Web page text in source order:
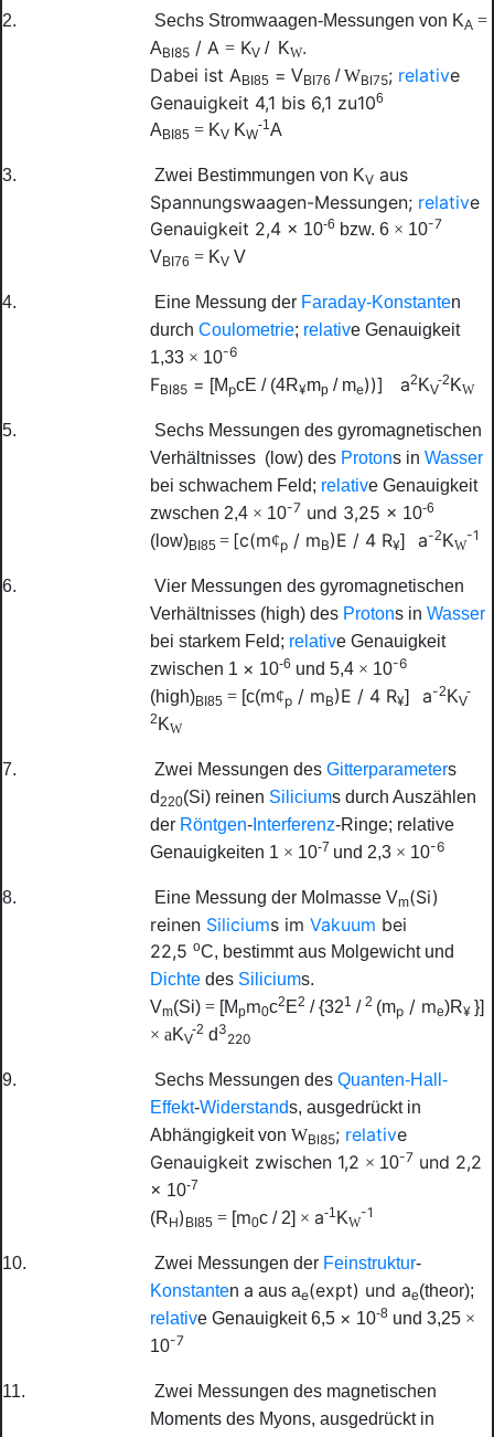
2. Sechs Stromwaagen-Messungen von KA =
ABI85 / A = KV / KW.
Dabei ist ABI85 = VBI76 /WBI75; relative
Genauigkeit 4,1 bis 6,1 zu106
A BI85 = KV KW
-1A
3. Zwei Bestimmungen von KV aus
Spannungswaagen-Messungen; relative
Genauigkeit 2,4 × 10-6 bzw. 6 × 10-7
VBI76 = KV V
4. Eine Messung der Faraday-Konstanten
durch Coulometrie; relative Genauigkeit
1,33 × 10-6
FBI85 = [M pcE / (4R¥mp / me))] a2 KV
-2 KW
5.
Sechs Messungen des gyromagnetischen
Verhältnisses (low) des Protons in Wasser
bei schwachem Feld; relative Genauigkeit
zwschen 2,4 × 10-7 und 3,25 × 10-6
(low)BI85 = [c(m¢p / mB)E / 4 R¥] a-2 KW
-1
6.
Vier Messungen des gyromagnetischen
Verhältnisses (high) des Protons in Wasser
bei starkem Feld; relative Genauigkeit
zwischen 1 × 10-6 und 5,4 × 10-6
(high)BI85 = [c(m¢p / mB)E / 4 R¥] a-2 KV
-
2 KW
7. Zwei Messungen des Gitterparameters
d220(Si) reinen Siliciums durch Auszählen
der Röntgen- Interferenz-Ringe; relative
Genauigkeiten 1 × 10-7 und 2,3 × 10-6
8. Eine Messung der Molmasse Vm(Si)
reinen Siliciums im Vakuum bei
22,5 oC, bestimmt aus Molgewicht und
Dichte des Siliciums.
Vm(Si) = [Mpm0c2 E2 / {321 / 2 (mp / me)R¥ }]
× aKV
-2 d 3
220
9. Sechs Messungen des Quanten-Hall-
Effekt-Widerstands, ausgedrückt in
Abhängigkeit von WBI85; relative
Genauigkeit zwischen 1,2 × 10-7 und 2,2
× 10-7
(RH) BI85 = [m0c / 2] × a-1 KW
-1
10. Zwei Messungen der Feinstruktur-
Konstanten a aus ae(expt) und ae(theor);
relative Genauigkeit 6,5 × 10-8 und 3,25 ×
10-7
11.
Zwei Messungen des magnetischen
Moments des Myons, ausgedrückt in